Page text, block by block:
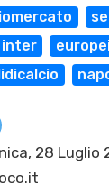
inter
28 Luglio